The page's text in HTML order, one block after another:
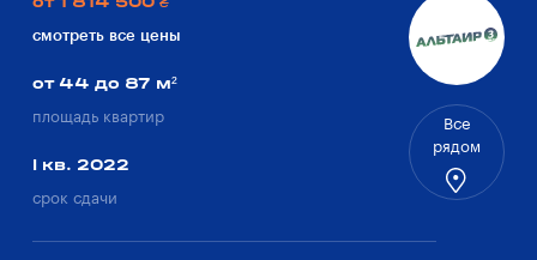
смотреть все цены
от 44 до 87 м²
площадь квартир
I кв. 2022
срок сдачи
Все
рядом